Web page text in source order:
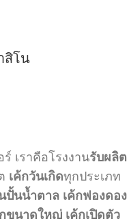
สิโน
เราคือโรงงานรับผลิต
เค้กวันเกิดทุกประเภท
ปั้นน้ำตาล เค้กฟองดอง
ขนาดใหญ่ เค้กเปิดตัว